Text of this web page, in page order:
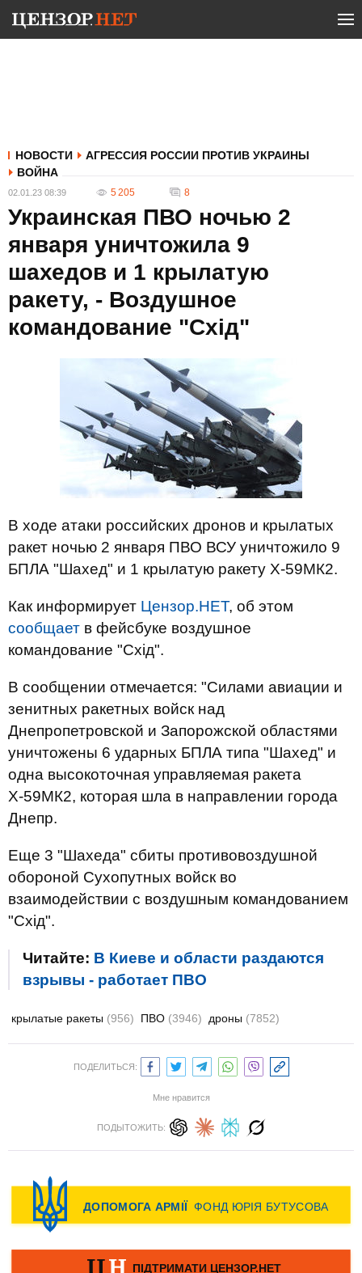
НОВОСТИ
АГРЕССИЯ РОССИИ ПРОТИВ УКРАИНЫ
ВОЙНА
02.01.23 08:39 5 205 8
Украинская ПВО ночью 2
января уничтожила 9
шахедов и 1 крылатую
ракету, - Воздушное
командование "Схід"
В ходе атаки российских дронов и крылатых
ракет ночью 2 января ПВО ВСУ уничтожило 9
БПЛА "Шахед" и 1 крылатую ракету Х-59МК2.
Как информирует Цензор.НЕТ, об этом
сообщает в фейсбуке воздушное
командование "Схід".
В сообщении отмечается: "Силами авиации и
зенитных ракетных войск над
Днепропетровской и Запорожской областями
уничтожены 6 ударных БПЛА типа "Шахед" и
одна высокоточная управляемая ракета
Х-59МК2, которая шла в направлении города
Днепр.
Еще 3 "Шахеда" сбиты противовоздушной
обороной Сухопутных войск во
взаимодействии с воздушным командованием
"Схід".
Читайте: В Киеве и области раздаются
взрывы - работает ПВО
крылатые ракеты (956) ПВО (3946) дроны (7852)
ПОДЕЛИТЬСЯ:
Мне нравится
ПОДЫТОЖИТЬ: